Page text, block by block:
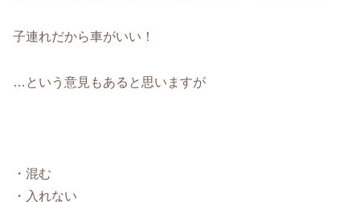
子連れだから車がいい！
…という意見もあると思いますが
・混む
・入れない